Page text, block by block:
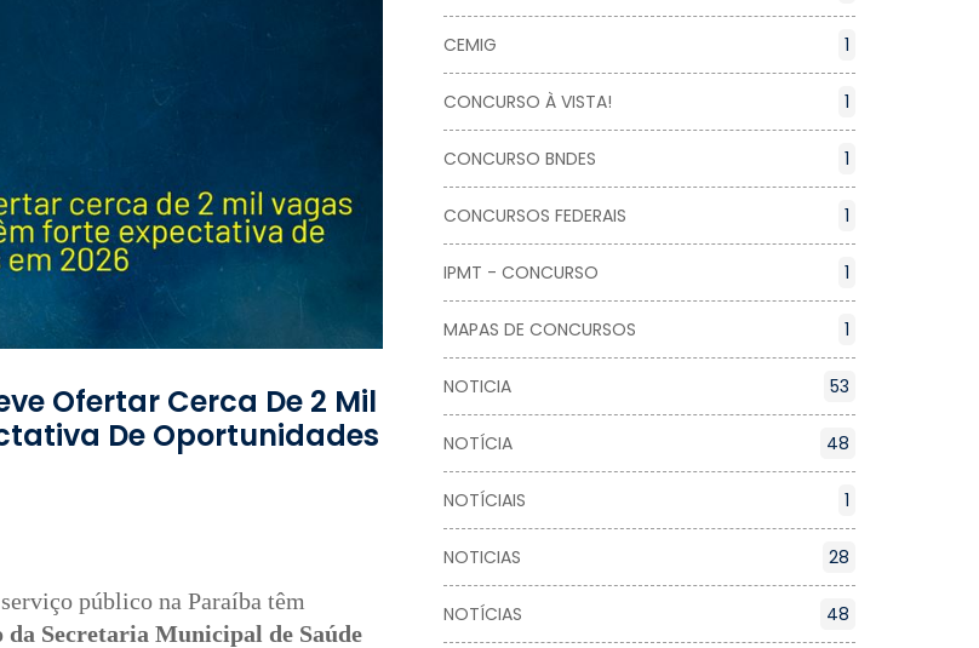
Ofertar Cerca De 2 Mil
De Oportunidades
público na Paraíba têm
da Secretaria Municipal de Saúde
CEMIG 1
CONCURSO À VISTA! 1
CONCURSO BNDES 1
CONCURSOS FEDERAIS 1
IPMT - CONCURSO 1
MAPAS DE CONCURSOS 1
NOTICIA 53
NOTÍCIA 48
NOTÍCIAIS 1
NOTICIAS 28
NOTÍCIAS 48